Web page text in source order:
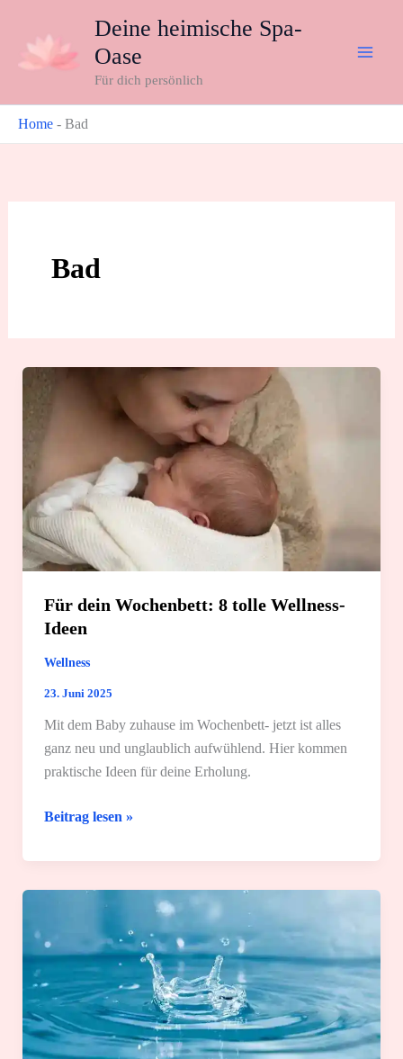
springen
Deine heimische Spa-
Oase
Für dich persönlich
Home - Bad
Bad
Für dein Wochenbett: 8 tolle Wellness-
Ideen
Wellness
23. Juni 2025
Mit dem Baby zuhause im Wochenbett- jetzt ist alles
ganz neu und unglaublich aufwühlend. Hier kommen
praktische Ideen für deine Erholung.
Für
Wochenbett:
Ideen
Beitrag lesen »